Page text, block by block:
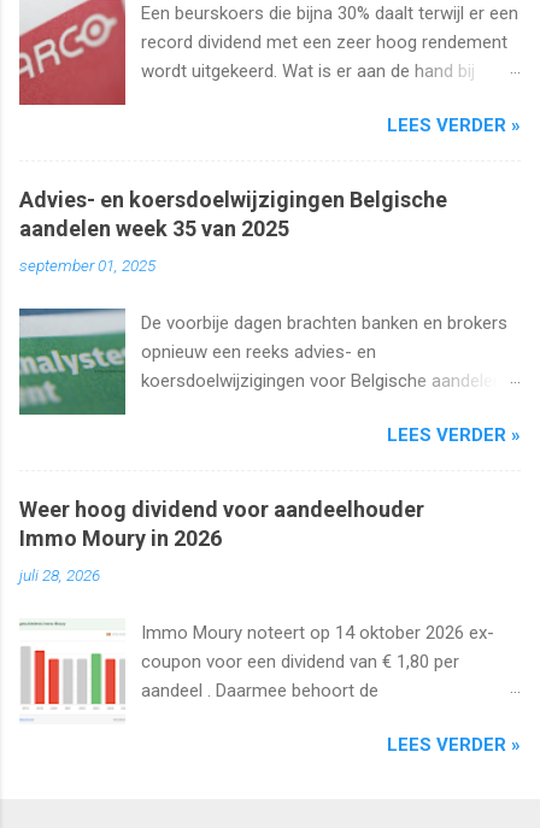
Een beurskoers die bijna 30% daalt terwijl er een
record dividend met een zeer hoog rendement
wordt uitgekeerd. Wat is er aan de hand bij
uiteraard het dividend. Kan dat wel zo hoog
LEES VERDER »
Advies- en koersdoelwijzigingen Belgische
aandelen week 35 van 2025
september 01, 2025
De voorbije dagen brachten banken en brokers
opnieuw een reeks advies- en
koersdoelwijzigingen voor Belgische aandelen.
augustus t/m 1 september 2025 met onder
Ackermans en Van de Velde .
LEES VERDER »
Weer hoog dividend voor aandeelhouder
Immo Moury in 2026
juli 28, 2026
Immo Moury noteert op 14 oktober 2026 ex-
coupon voor een dividend van € 1,80 per
aandeel . Daarmee behoort de
aandelen die dit jaar nog ex-coupon noteren.
LEES VERDER »